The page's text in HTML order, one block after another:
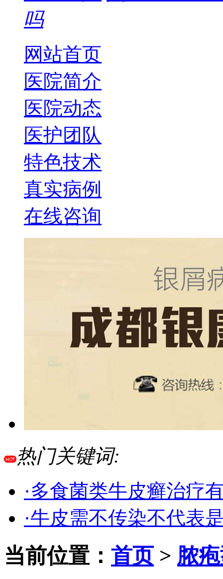
吗
网站首页
医院简介
医院动态
医护团队
特色技术
真实病例
在线咨询
热门关键词:
·多食菌类牛皮癣治疗
·牛皮需不传染不代表
当前位置： 首页> 脓